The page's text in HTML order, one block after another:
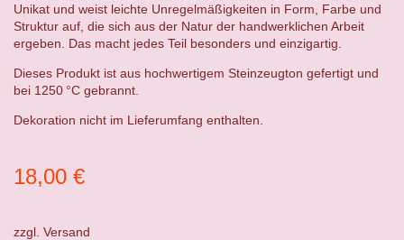
zzgl. Versand
18,00 €
Unikat und weist leichte Unregelmäßigkeiten in Form, Farbe und
Struktur auf, die sich aus der Natur der handwerklichen Arbeit
ergeben. Das macht jedes Teil besonders und einzigartig.
Dieses Produkt ist aus hochwertigem Steinzeugton gefertigt und
bei 1250 °C gebrannt.
Dekoration nicht im Lieferumfang enthalten.